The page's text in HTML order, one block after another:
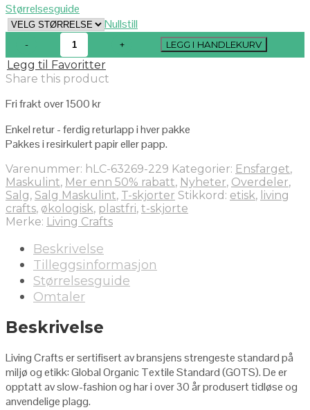
Størrelsesguide
Nullstill
LEGG I HANDLEKURV
Legg til Favoritter
Share this product
Fri frakt over 1500 kr
Enkel retur - ferdig returlapp i hver pakke
Pakkes i resirkulert papir eller papp.
Varenummer: hLC-63269-229 Kategorier: Ensfarget,
Maskulint, Mer enn 50% rabatt, Nyheter, Overdeler,
Salg, Salg Maskulint, T-skjorter Stikkord: etisk, living
crafts, økologisk, plastfri, t-skjorte
Merke: Living Crafts
Beskrivelse
Tilleggsinformasjon
Størrelsesguide
Omtaler
Beskrivelse
Living Crafts er sertifisert av bransjens strengeste standard på
miljø og etikk: Global Organic Textile Standard (GOTS). De er
opptatt av slow-fashion og har i over 30 år produsert tidløse og
anvendelige plagg.